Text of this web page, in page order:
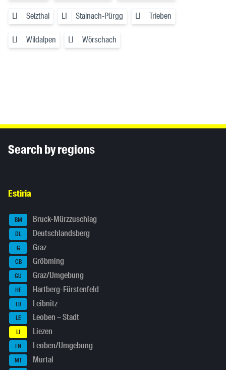
LI Selzthal LI Stainach-Pürgg LI Trieben
LI Wildalpen LI Wörschach
Search by regions
Estiria
BM Bruck-Mürzzuschlag
DL Deutschlandsberg
G Graz
GB Gröbming
GU Graz/Umgebung
HF Hartberg-Fürstenfeld
LB Leibnitz
LE Leoben – Stadt
LI Liezen
LN Leoben/Umgebung
MT
Murtal